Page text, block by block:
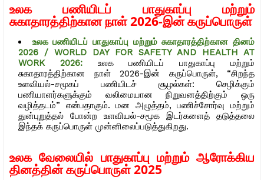
உலக பணியிடப் பாதுகாப்பு மற்றும்
சுகாதாரத்திற்கான நாள் 2026-இன் கருப்பொருள்
உலக பணியிடப் பாதுகாப்பு மற்றும் சுகாதாரத்திற்கான தினம்
2026 / WORLD DAY FOR SAFETY AND HEALTH AT
WORK 2026: உலக பணியிடப் பாதுகாப்பு மற்றும்
சுகாதாரத்திற்கான நாள் 2026-இன் கருப்பொருள், “சிறந்த
உளவியல்-சமூகப் பணியிடச் சூழல்கள்: செழிக்கும்
பணியாளர்களுக்கும் வலிமையான நிறுவனத்திற்கும் ஒரு
வழித்தடம்” என்பதாகும். மன அழுத்தம், பணிச்சோர்வு மற்றும்
துன்புறுத்தல் போன்ற உளவியல்-சமூக இடர்களைத் தடுத்தலை
இந்தக் கருப்பொருள் முன்னிலைப்படுத்துகிறது.
உலக வேலையில் பாதுகாப்பு மற்றும் ஆரோக்கிய
தினத்தின் கருப்பொருள் 2025